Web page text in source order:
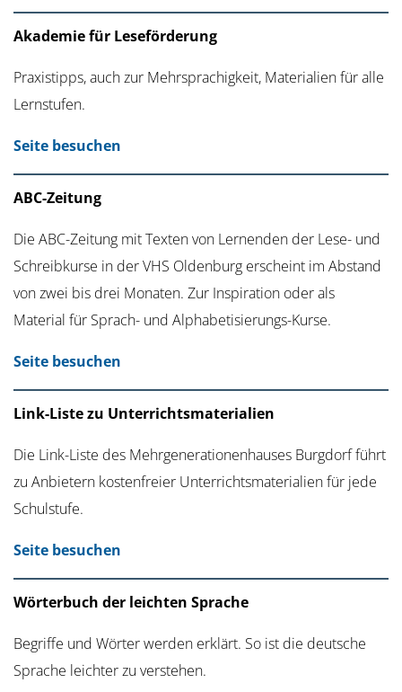
Akademie für Leseförderung
Praxistipps, auch zur Mehrsprachigkeit, Materialien für alle
Lernstufen.
Seite besuchen
ABC-Zeitung
Die ABC-Zeitung mit Texten von Lernenden der Lese- und
Schreibkurse in der VHS Oldenburg erscheint im Abstand
von zwei bis drei Monaten. Zur Inspiration oder als
Material für Sprach- und Alphabetisierungs-Kurse.
Seite besuchen
Link-Liste zu Unterrichtsmaterialien
Die Link-Liste des Mehrgenerationenhauses Burgdorf führt
zu Anbietern kostenfreier Unterrichtsmaterialien für jede
Schulstufe.
Seite besuchen
Wörterbuch der leichten Sprache
Begriffe und Wörter werden erklärt. So ist die deutsche
Sprache leichter zu verstehen.